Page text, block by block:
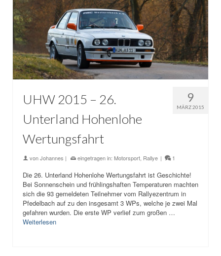
9
MÄRZ 2015
UHW 2015 – 26.
Unterland Hohenlohe
Wertungsfahrt
vonJohannes | eingetragen in: Motorsport, Rallye | 1
Die 26. Unterland Hohenlohe Wertungsfahrt ist Geschichte!
Bei Sonnenschein und frühlingshaften Temperaturen machten
sich die 93 gemeldeten Teilnehmer vom Rallyezentrum in
Pfedelbach auf zu den insgesamt 3 WPs, welche je zwei Mal
gefahren wurden. Die erste WP verlief zum großen …
Weiterlesen